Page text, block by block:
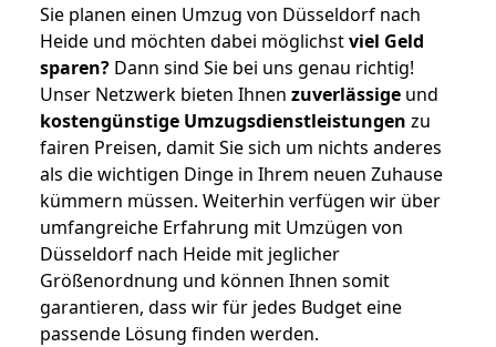
Sie planen einen Umzug von Düsseldorf nach
Heide und möchten dabei möglichstviel Geld
sparen? Dann sind Sie bei uns genau richtig!
Unser Netzwerk bieten Ihnen zuverlässige und
kostengünstige Umzugsdienstleistungen zu
fairen Preisen, damit Sie sich um nichts anderes
als die wichtigen Dinge in Ihrem neuen Zuhause
kümmern müssen. Weiterhin verfügen wir über
umfangreiche Erfahrung mit Umzügen von
Düsseldorf nach Heide mit jeglicher
Größenordnung und können Ihnen somit
garantieren, dass wir für jedes Budget eine
passende Lösung finden werden.